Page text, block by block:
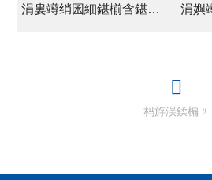
涓婁竴绡囷細鍖椾含鍖栧伐闆嗗洟鍏氬 鐞嗚瀛︿範涓績缁勫涔犱範杩戝钩鎬讳功璁板湪搴嗙涓浗鍏变骇鍏氭垚绔?00鍛ㄥ勾澶т細涓婄殑閲嶈璁茶瘽绮剧
杩斿洖鍒楄〃